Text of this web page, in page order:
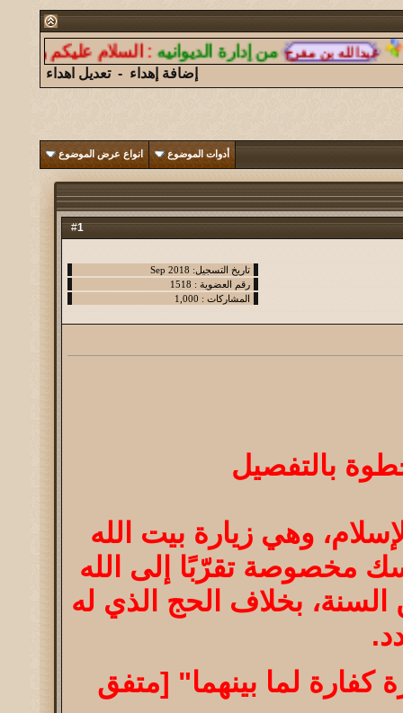
من إدارة الديوانيه :السلام عليكم ورحمة الله
إضافة إهداء -تعديل اهداء
أدوات الموضوع انواع عرض الموضوع
#
1
بالتفصيل
وهي زيارة بيت الله
مخصوصة تقرّبًا إلى الله
بخلاف الحج الذي له
كفارة لما بينهما" [متفق